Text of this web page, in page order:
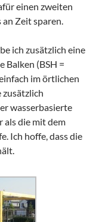
einen zweiten
Zeit sparen.
ich zusätzlich eine
Balken (BSH =
im örtlichen
zusätzlich
wasserbasierte
als die mit dem
Ich hoffe, dass die